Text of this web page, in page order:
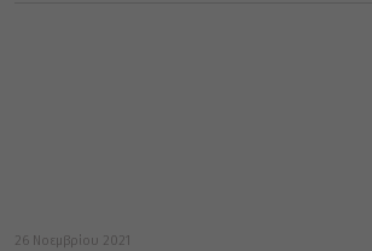
26 Νοεμβρίου 2021